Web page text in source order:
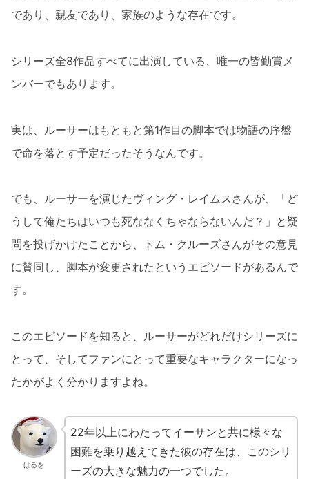
であり、親友であり、家族のような存在です。
シリーズ全8作品すべてに出演している、唯一の皆勤賞メ
ンバーでもあります。
実は、ルーサーはもともと第1作目の脚本では物語の序盤
で命を落とす予定だったそうなんです。
でも、ルーサーを演じたヴィング・レイムスさんが、「ど
うして俺たちはいつも死ななくちゃならないんだ？」と疑
問を投げかけたことから、トム・クルーズさんがその意見
に賛同し、脚本が変更されたというエピソードがあるんで
す。
このエピソードを知ると、ルーサーがどれだけシリーズに
とって、そしてファンにとって重要なキャラクターになっ
たかがよく分かりますよね。
はるを
22年以上にわたってイーサンと共に様々な
困難を乗り越えてきた彼の存在は、このシリ
ーズの大きな魅力の一つでした。